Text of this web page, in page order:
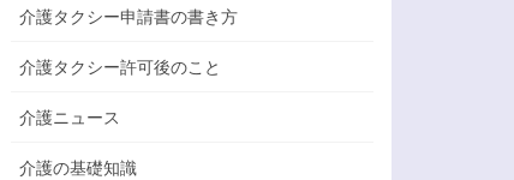
介護タクシー申請書の書き方
介護タクシー許可後のこと
介護ニュース
介護の基礎知識